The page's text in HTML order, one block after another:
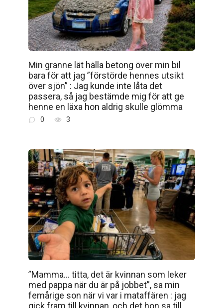
Min granne lät hälla betong över min bil
bara för att jag ”förstörde hennes utsikt
över sjön” : Jag kunde inte låta det
passera, så jag bestämde mig för att ge
henne en läxa hon aldrig skulle glömma
0 3
”Mamma… titta, det är kvinnan som leker
med pappa när du är på jobbet”, sa min
femårige son när vi var i mataffären : jag
gick fram till kvinnan, och det hon sa till